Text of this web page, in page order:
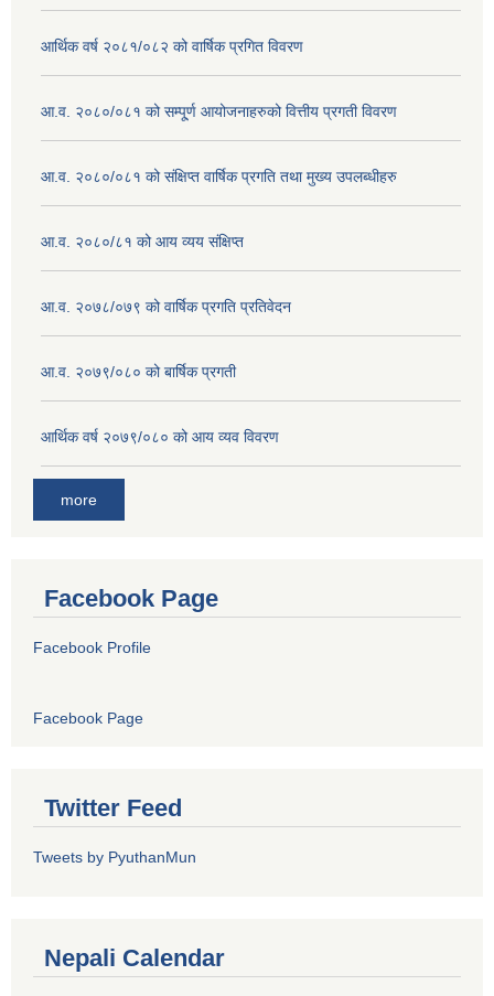
आर्थिक वर्ष २०८१/०८२ को वार्षिक प्रगित विवरण
आ.व. २०८०/०८१ को सम्पू्र्ण आयोजनाहरुको वित्तीय प्रगती विवरण
आ.व. २०८०/०८१ को संक्षिप्त वार्षिक प्रगति तथा मुख्य उपलब्धीहरु
आ.व. २०८०/८१ को आय व्यय संक्षिप्त
आ.व. २०७८/०७९ को वार्षिक प्रगति प्रतिवेदन
आ.व. २०७९/०८० को बार्षिक प्रगती
आर्थिक वर्ष २०७९/०८० को आय व्यव विवरण
more
Facebook Page
Facebook Profile
Facebook Page
Twitter Feed
Tweets by PyuthanMun
Nepali Calendar